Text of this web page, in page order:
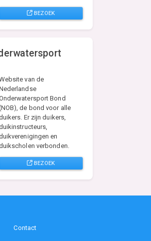
BEZOEK
van de
Bond
de bond voor alle
Er zijn duikers,
en
verbonden.
BEZOEK
Contact